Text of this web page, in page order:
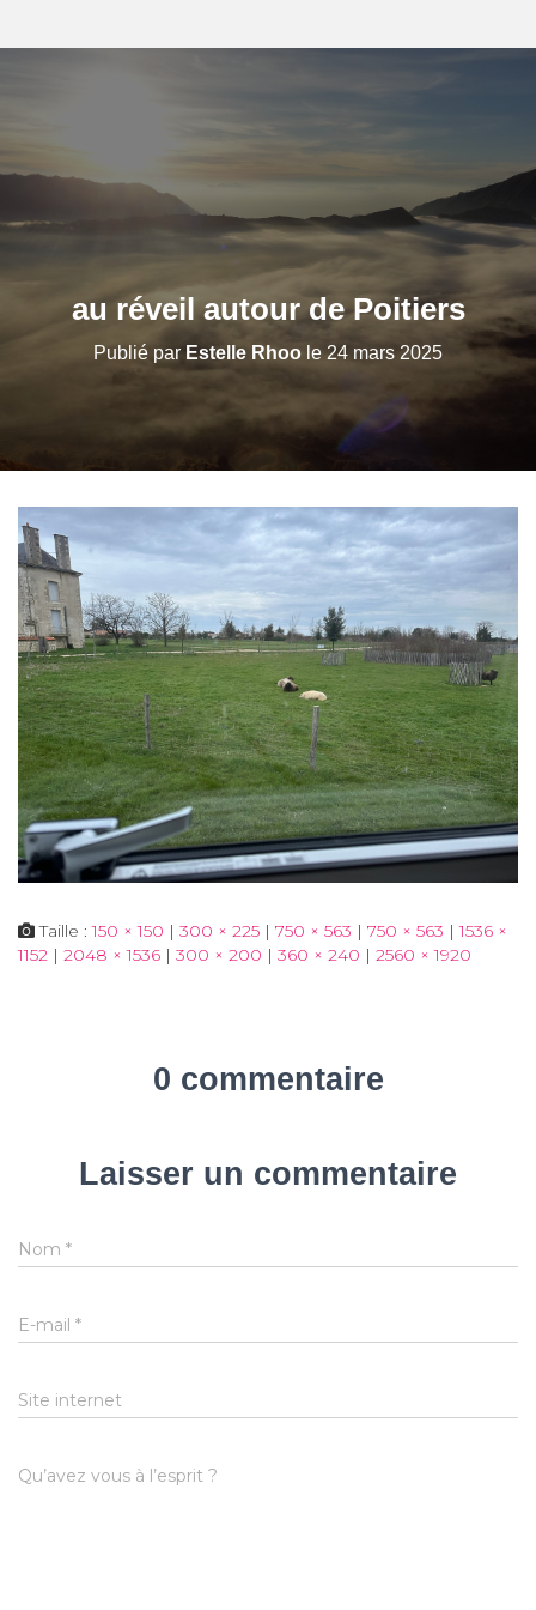
au réveil autour de Poitiers
Publié par Estelle Rhoo le24 mars 2025
Taille :150 × 150 | 300 × 225 | 750 × 563 | 750 × 563 | 1536 ×
1152 | 2048 × 1536 | 300 × 200 | 360 × 240 | 2560 × 1920
0 commentaire
Laisser un commentaire
Nom *
E-mail *
Site internet
Qu’avez vous à l’esprit ?